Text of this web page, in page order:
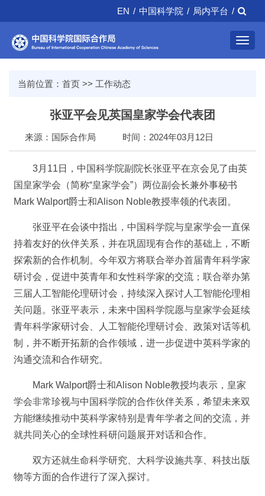
EN / 中国科学院 / 局内平台 /
当前位置： 首页 >> 工作动态
张亚平会见英国皇家学会代表团
来源：国际合作局 时间：2024年03月12日
3月11日，中国科学院副院长张亚平在京会见了由英
国皇家学会（简称“皇家学会”）两位副会长兼外事秘书
Mark Walport爵士和Alison Noble教授率领的代表团。
张亚平在会谈中指出，中国科学院与皇家学会一直保
持着友好的伙伴关系，并在巩固现有合作的基础上，不断
探索新的合作机制。今年双方将联合举办首届青年科学家
研讨会，促进中英青年和女性科学家的交流；联合举办第
三届人工智能伦理研讨会，持续深入探讨人工智能伦理相
关问题。张亚平表示，未来中国科学院愿与皇家学会延续
青年科学家研讨会、人工智能伦理研讨会、政策对话等机
制，并不断开拓新的合作领域，进一步促进中英科学家的
沟通交流和合作研究。
Mark Walport爵士和Alison Noble教授均表示，皇家
学会非常珍视与中国科学院的合作伙伴关系，希望未来双
方能继续推动中英科学家特别是青年学者之间的交流，并
就共同关心的全球性科研问题展开对话和合作。
双方还就生命科学研究、大科学设施共享、科技出版
物等方面的合作进行了深入探讨。